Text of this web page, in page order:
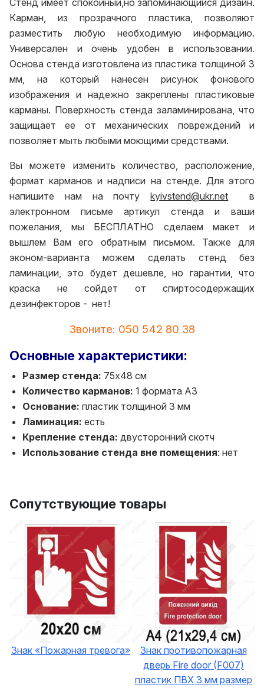
Карман, из прозрачного пластика, позволяют
разместить любую необходимую информацию.
Универсален и очень удобен в использовании.
Основа стенда изготовлена из пластика толщиной 3
мм, на который нанесен рисунок фонового
изображения и надежно закреплены пластиковые
карманы. Поверхность стенда заламинирована, что
защищает ее от механических повреждений и
позволяет мыть любыми моющими средствами.
Вы можете изменить количество, расположение,
формат карманов и надписи на стенде. Для этого
напишите нам на почтуkyivstend@ukr.net в
электронном письме артикул стенда и ваши
пожелания, мы БЕСПЛАТНО сделаем макет и
вышлем Вам его обратным письмом. Также для
эконом-варианта можем сделать стенд без
ламинации, это будет дешевле, но гарантии, что
краска не сойдет от спиртосодержащих
дезинфекторов - нет!
Звоните: 050 542 80 38
Основные характеристики:
Размер стенда: 75х48 см
Количество карманов:1 формата А3
Основание: пластик толщиной 3 мм
Ламинация: есть
Крепление стенда: двусторонний скотч
Использование стенда вне помещения: нет
Сопутствующие товары
Знак «Пожарная тревога»
Знак противопожарная
дверь Fire door (F007)
пластик ПВХ 3 мм размер